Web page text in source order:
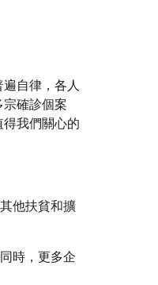
自律，各人
確診個案
我們關心的
他扶貧和擴
時，更多企